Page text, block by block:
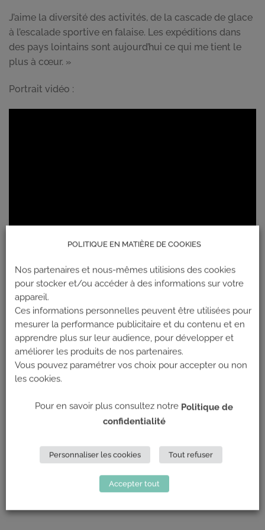
J’aime la diversité des activités, de la cascade de glace
à l’escalade sportive en falaise. Les expéditions dans
des pays lointains sont aujourd’hui ce qui me tient le
plus à cœur. »
Portrait vidéo :
POLITIQUE EN MATIÈRE DE COOKIES
Nos partenaires et nous-mêmes utilisions des cookies
pour stocker et/ou accéder à des informations sur votre
appareil.
Ces informations personnelles peuvent être utilisées pour
mesurer la performance publicitaire et du contenu et en
apprendre plus sur leur audience, pour développer et
améliorer les produits de nos partenaires.
Vous pouvez paramétrer vos choix pour accepter ou non
les cookies.
Pour en savoir plus consultez notre Politique de
confidentialité
Personnaliser les cookies Tout refuser
Accepter tout